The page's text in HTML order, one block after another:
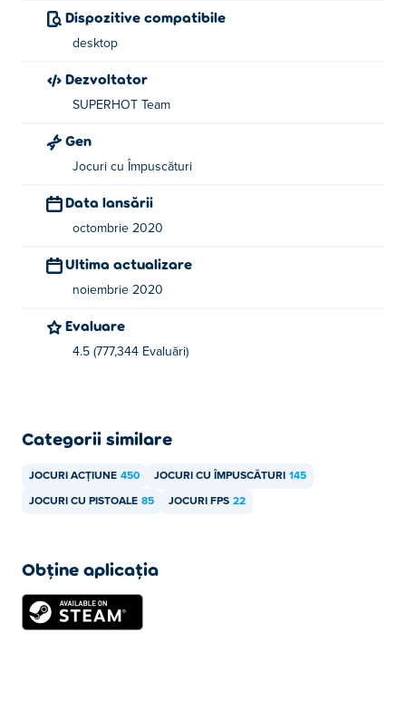
Dispozitive compatibile
desktop
Dezvoltator
SUPERHOT Team
Gen
Jocuri cu Împuscături
Data lansării
octombrie 2020
Ultima actualizare
noiembrie 2020
Evaluare
4.5 (777,344 Evaluări)
Categorii similare
JOCURI ACȚIUNE 450 JOCURI CU ÎMPUSCĂTURI 145
JOCURI CU PISTOALE 85 JOCURI FPS 22
Obține aplicația